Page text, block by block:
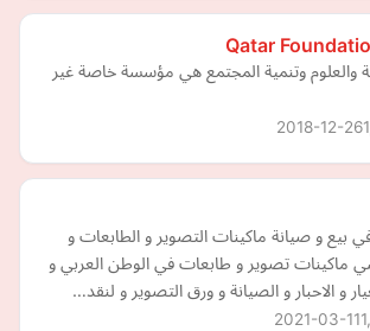
والعلوم وتنمية المجتمع هي مؤسسة خاصة غير
2018-12-26
و صيانة ماكينات التصوير و الطابعات و
ماكينات تصوير و طابعات في الوطن العربي و
و الاحبار و الصيانة و ورق التصوير و لنقد…
2021-03-11